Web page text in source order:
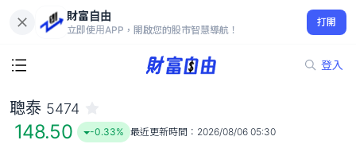
財富自由
立即使用APP，開啟您的股市智慧導航！
打開
登入
148.50
-0.33%
聰泰 5474
148.50 -0.33% 最近更新時間： 2026/08/06 05:30